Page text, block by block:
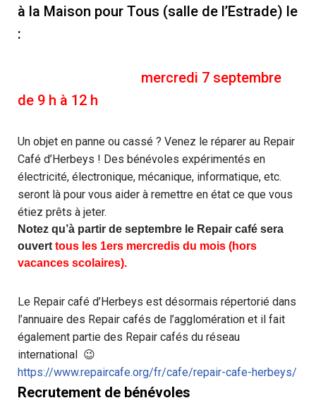
à la Maison pour Tous (salle de l’Estrade) le
:
mercredi 7 septembre
de 9 h à 12 h
Un objet en panne ou cassé ? Venez le réparer au Repair
Café d’Herbeys ! Des bénévoles expérimentés en
électricité, électronique, mécanique, informatique, etc.
seront là pour vous aider à remettre en état ce que vous
étiez prêts à jeter.
Notez qu’à partir de septembre le Repair café sera
ouvert tous les 1ers mercredis du mois (hors
vacances scolaires).
Le Repair café d’Herbeys est désormais répertorié dans
l’annuaire des Repair cafés de l’agglomération et il fait
également partie des Repair cafés du réseau
international 😉
https://www.repaircafe.org/fr/cafe/repair-cafe-herbeys/
Recrutement de bénévoles